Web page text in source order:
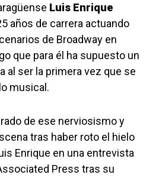
Luis Enrique
años de carrera actuando
de Broadway en
que para él ha supuesto un
al ser la primera vez que se
musical.
de ese nerviosismo y
tras haber roto el hielo
Enrique en una entrevista
Press tras su